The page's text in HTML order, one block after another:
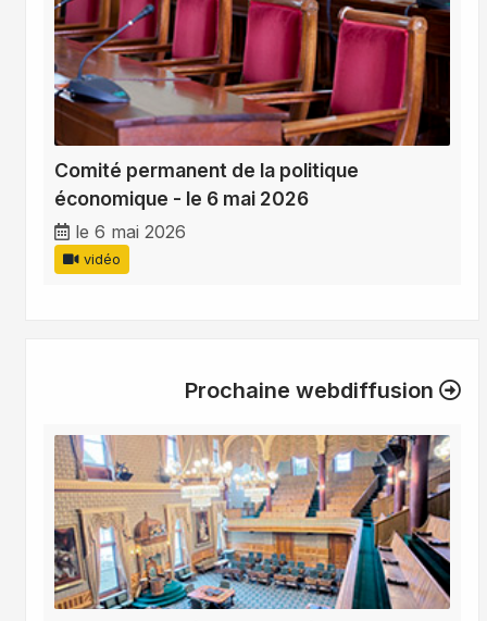
Comité permanent de la politique
économique - le 6 mai 2026
le 6 mai 2026
vidéo
Prochaine webdiffusion